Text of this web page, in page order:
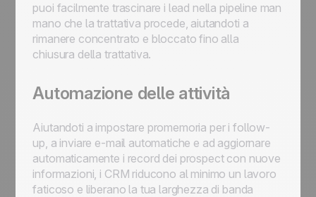
puoi facilmente trascinare i lead nella pipeline man
mano che la trattativa procede, aiutandoti a
rimanere concentrato e bloccato fino alla
chiusura della trattativa.
Automazione delle attività
Aiutandoti a impostare promemoria per i follow-
up, a inviare e-mail automatiche e ad aggiornare
automaticamente i record dei prospect con nuove
informazioni, i CRM riducono al minimo un lavoro
faticoso e liberano la tua larghezza di banda